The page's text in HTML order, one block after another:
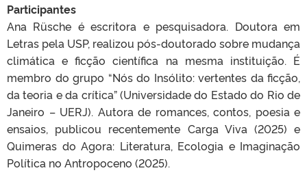
Participantes
Ana Rüsche é escritora e pesquisadora. Doutora em
Letras pela USP, realizou pós-doutorado sobre mudança
climática e ficção científica na mesma instituição. É
membro do grupo “Nós do Insólito: vertentes da ficção,
da teoria e da crítica” (Universidade do Estado do Rio de
Janeiro – UERJ). Autora de romances, contos, poesia e
ensaios, publicou recentemente Carga Viva (2025) e
Quimeras do Agora: Literatura, Ecologia e Imaginação
Política no Antropoceno (2025).